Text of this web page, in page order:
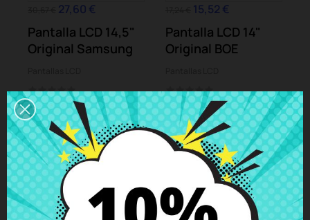
27,60 €
Pantalla LCD 14,5"
Original Samsung
15,52 €
Pantalla LCD 14"
Original BOE
-10%